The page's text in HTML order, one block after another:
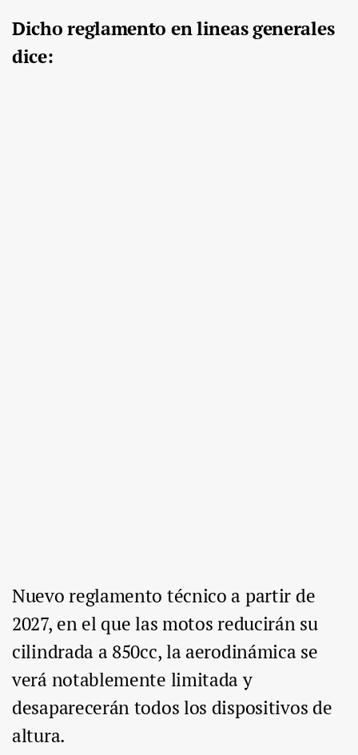
Dicho reglamento en lineas generales
dice:
Nuevo reglamento técnico a partir de
2027, en el que las motos reducirán su
cilindrada a 850cc, la aerodinámica se
verá notablemente limitada y
desaparecerán todos los dispositivos de
altura.